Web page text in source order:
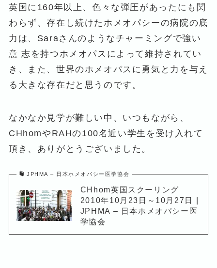
英国に160年以上、色々な弾圧があったにも関
わらず、存在し続けたホメオパシーの病院の底
力は、Saraさんのようなチャーミングで強い
意 志を持つホメオパスによって維持されてい
き、また、世界のホメオパスに勇気と力を与え
る大きな存在だと思うのです。
なかなか見学が難しい中、いつもながら、
CHhomやRAHの100名近い学生を受け入れて
頂き、ありがとうございました。
JPHMA – 日本ホメオパシー医学協会
CHhom英国スクーリング
2010年10月23日～10月27日 |
JPHMA – 日本ホメオパシー医
学協会